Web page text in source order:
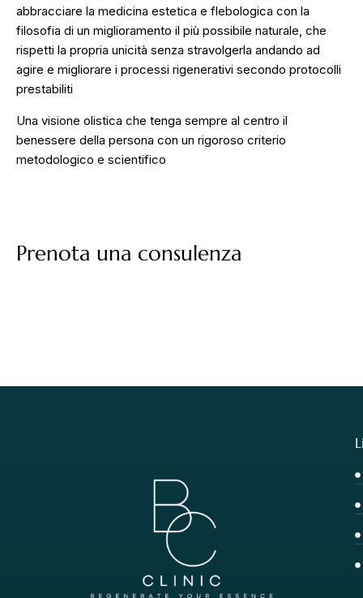
Prenota una consulenza
abbracciare la medicina estetica e flebologica con la
filosofia di un miglioramento il più possibile naturale, che
rispetti la propria unicità senza stravolgerla andando ad
agire e migliorare i processi rigenerativi secondo protocolli
prestabiliti
Una visione olistica che tenga sempre al centro il
benessere della persona con un rigoroso criterio
metodologico e scientifico